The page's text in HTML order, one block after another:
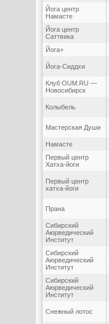
Йога центр
Намасте
Йога центр
Саттвика
Йога+
Йога-Сиддхи
Клуб OUM.RU —
Новосибирск
Колыбель
Мастерская Души
Намасте
Первый центр
Хатха-йоги
Первый центр
хатха-йоги
Прана
Сибирский
Аюрведический
Институт
Сибирский
Аюрведический
Институт
Сибирский
Аюрведический
Институт
Снежный лотос